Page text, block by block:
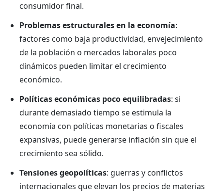
consumidor final.
Problemas estructurales en la economía:
factores como baja productividad, envejecimiento
de la población o mercados laborales poco
dinámicos pueden limitar el crecimiento
económico.
Políticas económicas poco equilibradas: si
durante demasiado tiempo se estimula la
economía con políticas monetarias o fiscales
expansivas, puede generarse inflación sin que el
crecimiento sea sólido.
Tensiones geopolíticas: guerras y conflictos
internacionales que elevan los precios de materias